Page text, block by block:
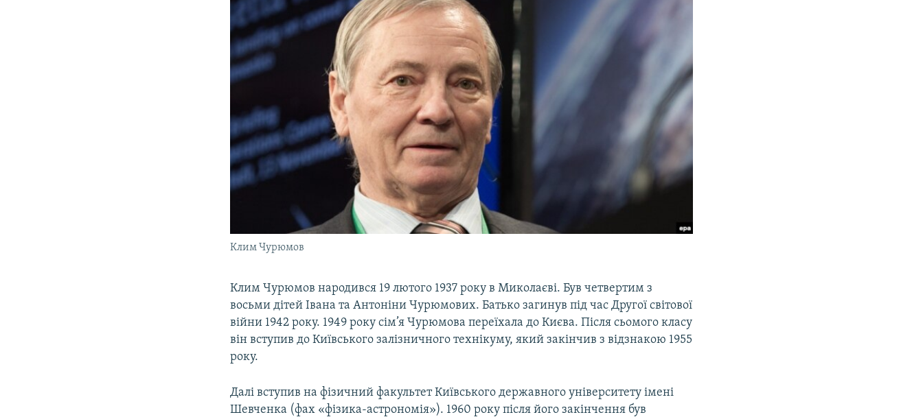
Клим Чурюмов
Клим Чурюмов народився 19 лютого 1937 року в Миколаєві. Був четвертим з
восьми дітей Івана та Антоніни Чурюмових. Батько загинув під час Другої світової
війни 1942 року. 1949 року сім’я Чурюмова переїхала до Києва. Після сьомого класу
він вступив до Київського залізничного технікуму, який закінчив з відзнакою 1955
року.
Далі вступив на фізичний факультет Київського державного університету імені
Шевченка (фах «фізика-астрономія»). 1960 року після його закінчення був